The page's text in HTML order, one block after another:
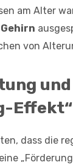
am Alter
von
Effekt“
dass die